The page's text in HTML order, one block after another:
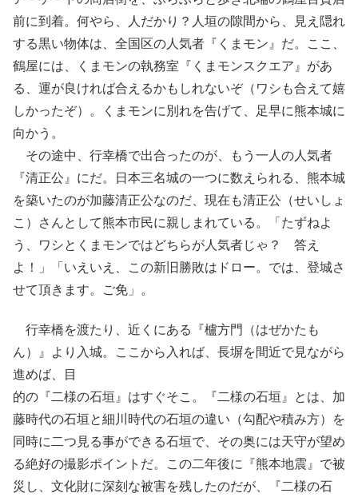
前に到着。何やら、人だかり？人垣の隙間から、見え隠れ
する黒い物体は、全国区の人気者『くまモン』だ。ここ、
鶴屋には、くまモンの執務室『くまモンスクエア』があ
る、運が良ければ合えるかもしれないぞ（ワシも合えて嬉
しかったぞ）。くまモンに別れを告げて、足早に熊本城に
向かう。
その途中、行幸橋で出合ったのが、もう一人の人気者
『清正公』にだ。日本三名城の一つに数えられる、熊本城
を築いたのが加藤清正公なのだ、現在も清正公（せいしょ
こ）さんとして熊本市民に親しまれている。「たずねよ
う、ワシとくまモンではどちらが人気者じゃ？ 答え
よ！」「いえいえ、この新旧勝敗はドロー。では、登城さ
せて頂きます。ご免」。
行幸橋を渡たり、近くにある『櫨方門（はぜかたも
ん）』より入城。ここから入れば、長塀を間近で見ながら
進めば、目
的の『二様の石垣』はすぐそこ。『二様の石垣』とは、加
藤時代の石垣と細川時代の石垣の違い（勾配や積み方）を
同時に二つ見る事ができる石垣で、その奥には天守が望め
る絶好の撮影ポイントだ。この二年後に『熊本地震』で被
災し、文化財に深刻な被害を残したのだが、『二様の石